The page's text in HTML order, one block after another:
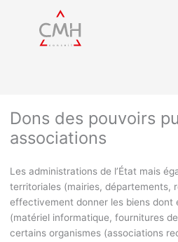
Dons des pouvoirs
associations
Les administrations de l’État mais
territoriales (mairies, départements,
effectivement donner les biens dont
(matériel informatique, fournitures
certains organismes (associations